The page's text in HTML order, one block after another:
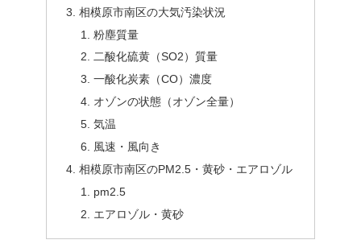
相模原市南区の大気汚染状況
粉塵質量
二酸化硫黄（SO2）質量
一酸化炭素（CO）濃度
オゾンの状態（オゾン全量）
気温
風速・風向き
相模原市南区のPM2.5・黄砂・エアロゾル
pm2.5
エアロゾル・黄砂